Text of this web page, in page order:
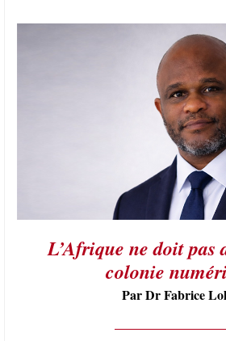
L’Afrique ne doit pas
colonie
Par Dr Fabrice